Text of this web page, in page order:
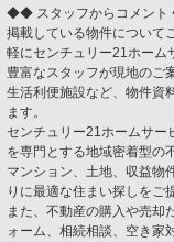
◆◆ スタッフからコメン
掲載している物件について
軽にセンチュリー21ホーム
豊富なスタッフが現地のご
生活利便施設など、物件資
ます。
センチュリー21ホームサー
を専門とする地域密着型の
マンション、土地、収益物
りに最適な住まい探しをご
また、不動産の購入や売却
ォーム、相続相談、空き家